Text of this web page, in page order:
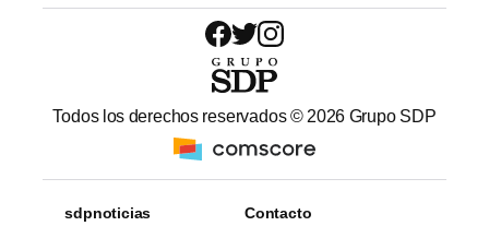
Todos los derechos reservados © 2026 Grupo SDP
sdpnoticias Contacto